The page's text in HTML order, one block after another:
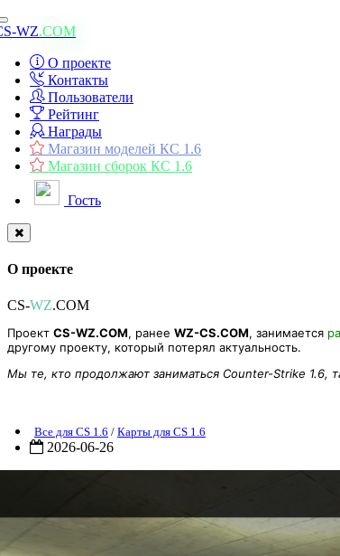
Toggle
navigation
WZ.COM
О проекте
Контакты
Пользователи
Рейтинг
Награды
Магазин моделей КС 1.6
Магазин сборок КС 1.6
Гость
О проекте
CS-WZ.COM
Проект CS-WZ.COM, ранее WZ-CS.COM, занимается
другому проекту, который потерял актуальность.
Мы те, кто продолжают заниматься Counter-Strike 1.6,
Все для CS 1.6 / Карты для CS 1.6
2026-06-26